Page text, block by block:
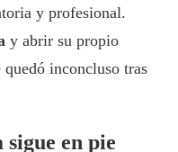
y profesional.
y abrir su propio
quedó inconcluso tras
en pie